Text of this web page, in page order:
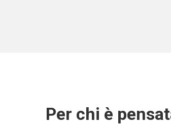
Per chi è